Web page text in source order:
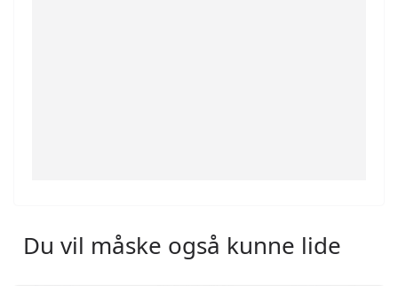
Du vil måske også kunne lide